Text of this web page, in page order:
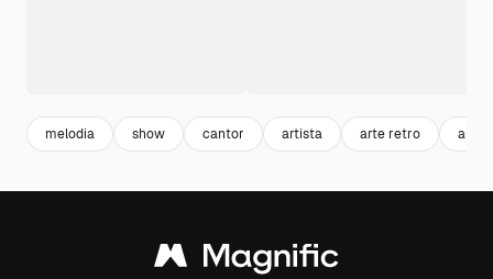
melodia show cantor artista arte retro arte